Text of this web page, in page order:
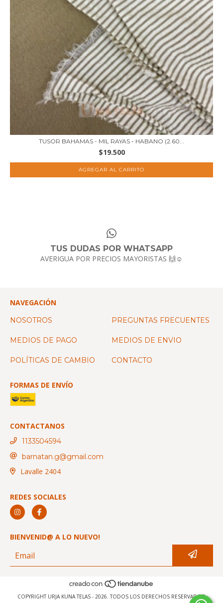
TUSOR BAHAMAS - MIL RAYAS - HABANO (2.60...
$19.500
TUS DUDAS POR WHATSAPP
AVERIGUA POR PRECIOS MAYORISTAS 🙌☺️
NAVEGACIÓN
NOSOTROS PREGUNTAS FRECUENTES
MEDIOS DE PAGO MEDIOS DE ENVIO
POLÍTICAS DE CAMBIO CONTACTO
FORMAS DE ENVÍO
CONTACTANOS
1133504594
barnatan.g@gmail.com
Lavalle 2404
REDES SOCIALES
BIENVENID@ A LO NUEVO!
COPYRIGHT URJA KUNA TELAS - 2026. TODOS LOS DERECHOS RESERVADOS.